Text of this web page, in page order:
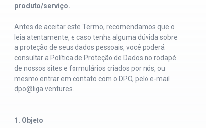
produto/serviço.
Antes de aceitar este Termo, recomendamos que o
leia atentamente, e caso tenha alguma dúvida sobre
a proteção de seus dados pessoais, você poderá
consultar a Política de Proteção de Dados no rodapé
de nossos sites e formulários criados por nós, ou
mesmo entrar em contato com o DPO, pelo e-mail
dpo@liga.ventures
1. Objeto